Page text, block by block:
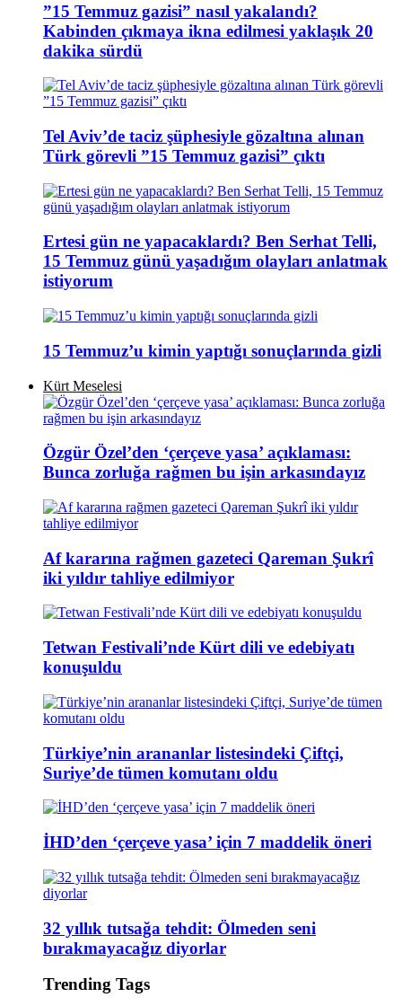
”15 Temmuz gazisi” nasıl yakalandı?
Kabinden çıkmaya ikna edilmesi yaklaşık 20
dakika sürdü
Tel Aviv’de taciz şüphesiyle gözaltına alınan
Türk görevli ”15 Temmuz gazisi” çıktı
Ertesi gün ne yapacaklardı? Ben Serhat Telli,
15 Temmuz günü yaşadığım olayları anlatmak
istiyorum
15 Temmuz’u kimin yaptığı sonuçlarında gizli
Kürt Meselesi
Özgür Özel’den ‘çerçeve yasa’ açıklaması:
Bunca zorluğa rağmen bu işin arkasındayız
Af kararına rağmen gazeteci Qareman Şukrî
iki yıldır tahliye edilmiyor
Tetwan Festivali’nde Kürt dili ve edebiyatı
konuşuldu
Türkiye’nin arananlar listesindeki Çiftçi,
Suriye’de tümen komutanı oldu
İHD’den ‘çerçeve yasa’ için 7 maddelik öneri
32 yıllık tutsağa tehdit: Ölmeden seni
bırakmayacağız diyorlar
Trending Tags